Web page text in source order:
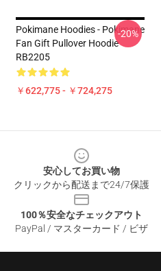
Pokimane Hoodies - Pokimane
Fan Gift Pullover Hoodie
RB2205
￥622,775 - ￥724,275
-20%
安心してお買い物
クリックから配送まで24/7保護
100％安全なチェックアウト
PayPal / マスターカード / ビザ